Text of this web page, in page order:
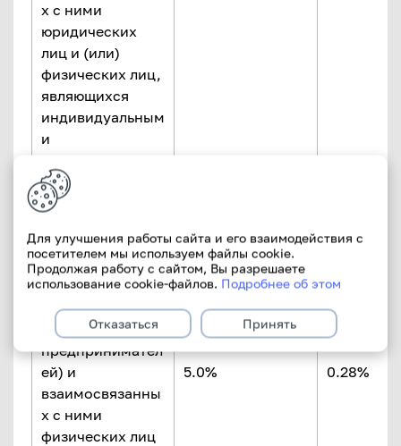
х с ними
юридических
лиц и (или)
физических лиц,
являющихся
индивидуальным
и
ями
величина рисков
на исайдеров-
физических лиц
(кроме
индивидуальных
предпринимател
ей) и
взаимосвязанны
х с ними
физических лиц
5.0% 0.28% НК
Для улучшения работы сайта и его взаимодействия с
посетителем мы используем файлы cookie.
Продолжая работу с сайтом, Вы разрешаете
использование cookie-файлов. Подробнее об этом
Отказаться Принять